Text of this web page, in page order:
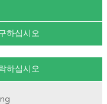
하십시오
하십시오